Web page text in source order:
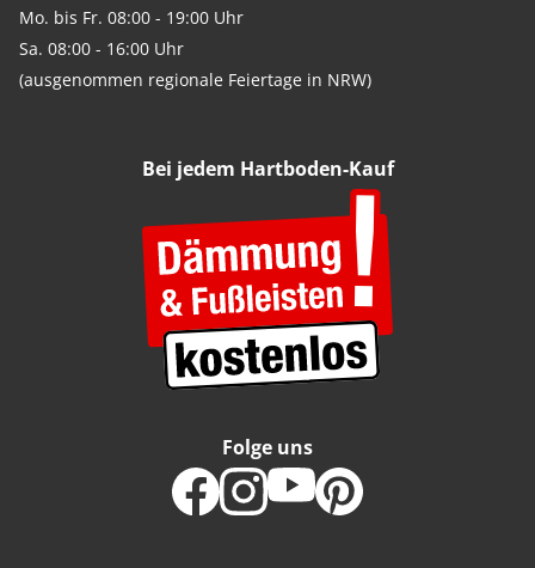
Mo. bis Fr. 08:00 - 19:00 Uhr
Sa. 08:00 - 16:00 Uhr
(ausgenommen regionale Feiertage in NRW)
Bei jedem Hartboden-Kauf
Folge uns